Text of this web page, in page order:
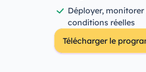
Déployer,
conditions réelles
Télécharger le